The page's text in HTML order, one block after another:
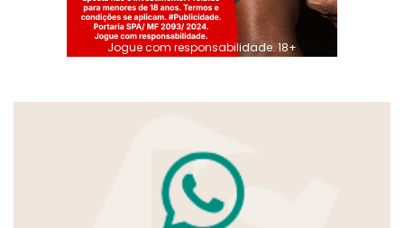
Jogue com responsabilidade. 18+